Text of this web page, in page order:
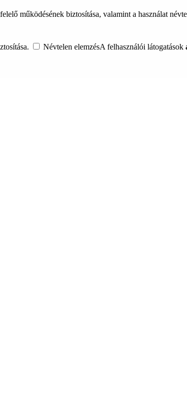
működésének biztosítása, valamint a használat
Névtelen elemzésA felhasználói látogatások